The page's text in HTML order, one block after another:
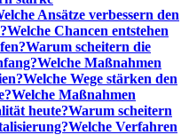
Ansätze verbessern den
Welche Chancen entstehen
Warum scheitern die
Welche Maßnahmen
Welche Wege stärken den
Welche Maßnahmen
heute?Warum scheitern
Welche Verfahren